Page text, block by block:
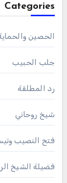
Categories
الحصين
جلب الحبيب
رد المطلقة
شيخ روحاني
فتح النصيب
فضيلة الشيخ